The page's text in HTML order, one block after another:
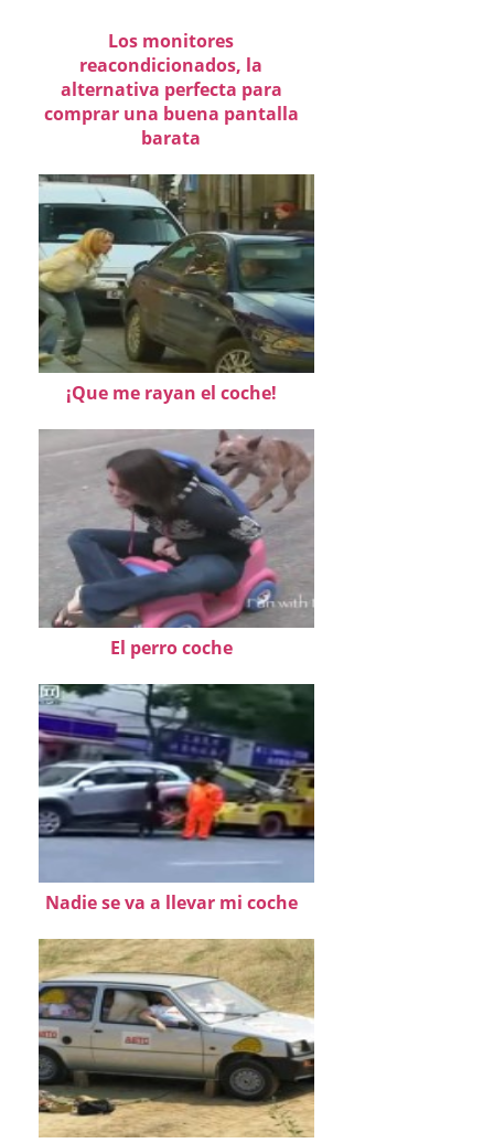
Los monitores
reacondicionados, la
alternativa perfecta para
comprar una buena pantalla
barata
¡Que me rayan el coche!
El perro coche
Nadie se va a llevar mi coche